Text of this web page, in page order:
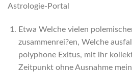
Astrologie-Portal
Etwa Welche vielen
zusammenrei?en, Welche
polyphone Exitus, mit ihr
Zeitpunkt ohne Ausnahme